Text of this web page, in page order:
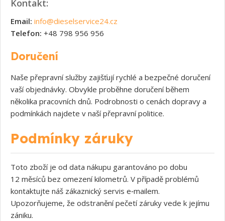
Kontakt:
Email: info@dieselservice24.cz
Telefon: +48 798 956 956
Doručení
Naše přepravní služby zajišťují rychlé a bezpečné doručení
vaší objednávky. Obvykle proběhne doručení během
několika pracovních dnů. Podrobnosti o cenách dopravy a
podmínkách najdete v naší přepravní politice.
Podmínky záruky
Toto zboží je od data nákupu garantováno po dobu
12 měsíců bez omezení kilometrů. V případě problémů
kontaktujte náš zákaznický servis e‑mailem.
Upozorňujeme, že odstranění pečetí záruky vede k jejímu
zániku.